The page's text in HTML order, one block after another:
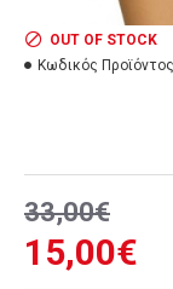
15,00€
33,00€
OUT OF STOCK
Κωδικός